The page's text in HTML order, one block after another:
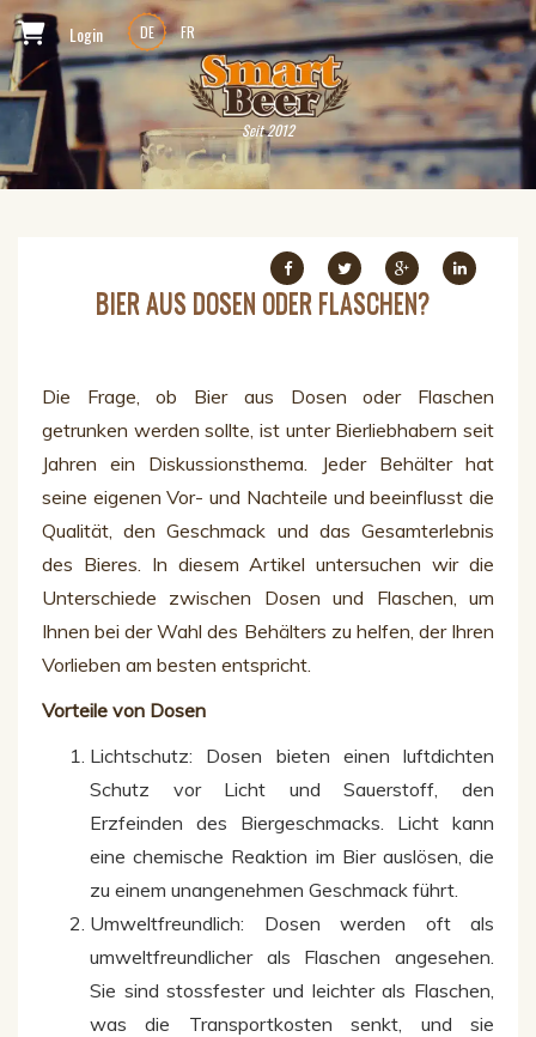
Login DE FR
Seit 2012
BIER AUS DOSEN ODER FLASCHEN?
Die Frage, ob Bier aus Dosen oder Flaschen
getrunken werden sollte, ist unter Bierliebhabern seit
Jahren ein Diskussionsthema. Jeder Behälter hat
seine eigenen Vor- und Nachteile und beeinflusst die
Qualität, den Geschmack und das Gesamterlebnis
des Bieres. In diesem Artikel untersuchen wir die
Unterschiede zwischen Dosen und Flaschen, um
Ihnen bei der Wahl des Behälters zu helfen, der Ihren
Vorlieben am besten entspricht.
Vorteile von Dosen
Lichtschutz: Dosen bieten einen luftdichten
Schutz vor Licht und Sauerstoff, den
Erzfeinden des Biergeschmacks. Licht kann
eine chemische Reaktion im Bier auslösen, die
zu einem unangenehmen Geschmack führt.
Umweltfreundlich: Dosen werden oft als
umweltfreundlicher als Flaschen angesehen.
Sie sind stossfester und leichter als Flaschen,
was die Transportkosten senkt, und sie